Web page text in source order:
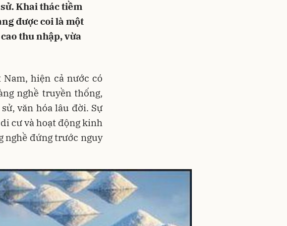
Khai thác tiềm
được coi là một
thu nhập, vừa
hiện cả nước có
nghề truyền thống,
văn hóa lâu đời. Sự
cư và hoạt động kinh
nghề đứng trước nguy